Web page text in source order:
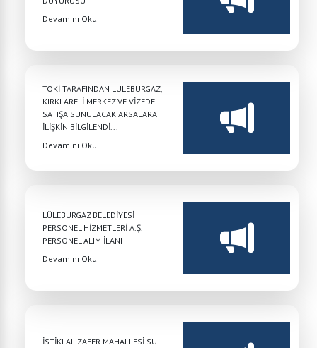
Devamını Oku
TOKİ TARAFINDAN LÜLEBURGAZ,
KIRKLARELİ MERKEZ VE VİZEDE
SATIŞA SUNULACAK ARSALARA
İLİŞKİN BİLGİLENDİ...
Devamını Oku
LÜLEBURGAZ BELEDİYESİ
PERSONEL HİZMETLERİ A.Ş.
PERSONEL ALIM İLANI
Devamını Oku
İSTİKLAL-ZAFER MAHALLESİ SU